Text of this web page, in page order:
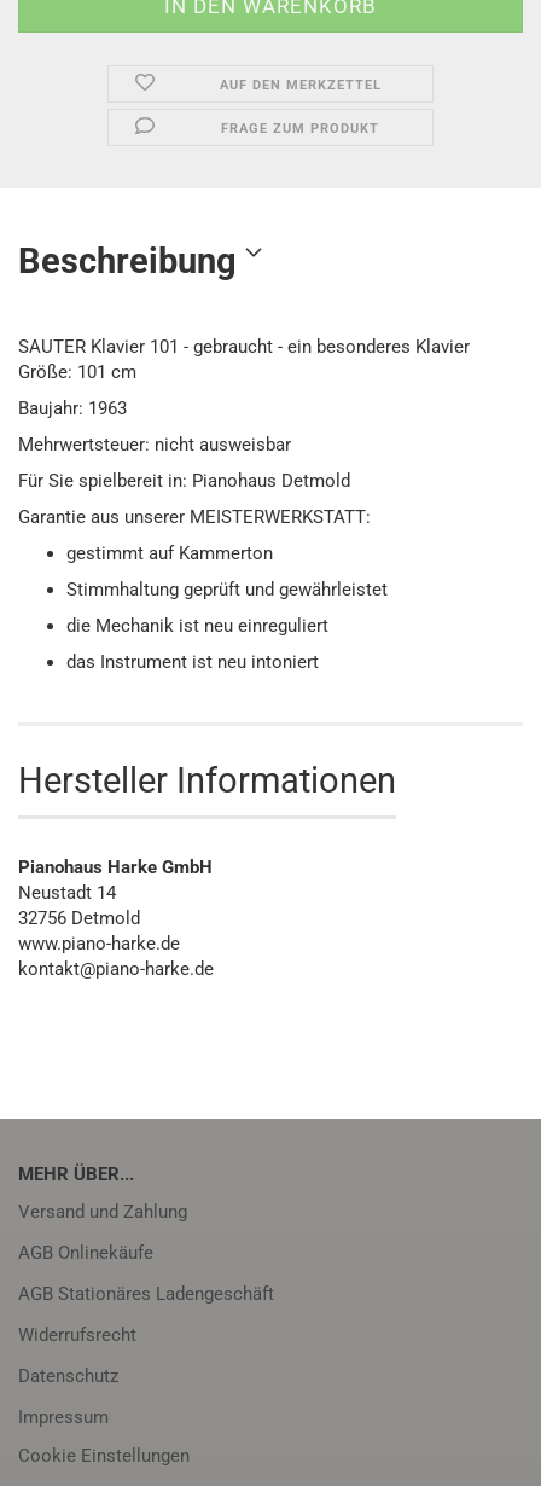
AUF DEN MERKZETTEL
FRAGE ZUM PRODUKT
Beschreibung
SAUTER Klavier 101 - gebraucht - ein besonderes Klavier
Größe: 101 cm
Baujahr: 1963
Mehrwertsteuer: nicht ausweisbar
Für Sie spielbereit in: Pianohaus Detmold
Garantie aus unserer MEISTERWERKSTATT:
gestimmt auf Kammerton
Stimmhaltung geprüft und gewährleistet
die Mechanik ist neu einreguliert
das Instrument ist neu intoniert
Hersteller Informationen
Pianohaus Harke GmbH
Neustadt 14
32756 Detmold
www.piano-harke.de
kontakt@piano-harke.de
MEHR ÜBER...
Versand und Zahlung
AGB Onlinekäufe
AGB Stationäres Ladengeschäft
Widerrufsrecht
Datenschutz
Impressum
Cookie Einstellungen